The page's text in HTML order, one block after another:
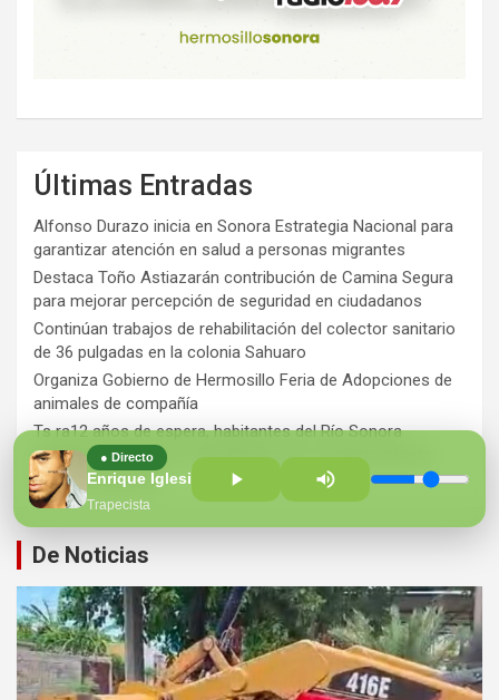
● Directo
Enrique Iglesias
Trapecista
Últimas Entradas
Alfonso Durazo inicia en Sonora Estrategia Nacional para
garantizar atención en salud a personas migrantes
Destaca Toño Astiazarán contribución de Camina Segura
para mejorar percepción de seguridad en ciudadanos
Continúan trabajos de rehabilitación del colector sanitario
de 36 pulgadas en la colonia Sahuaro
Organiza Gobierno de Hermosillo Feria de Adopciones de
animales de compañía
Ts ra12 años de espera, habitantes del Río Sonora
agradecen a Durazo y Sheinbaum por construcción de
Hospital Regional
De Noticias